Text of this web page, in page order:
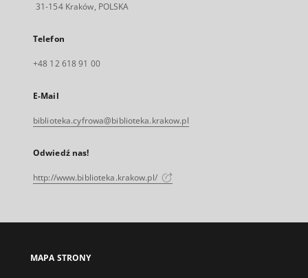
31-154 Kraków, POLSKA
Telefon
+48 12 618 91 00
E-Mail
biblioteka.cyfrowa@biblioteka.krakow.pl
Odwiedź nas!
http://www.biblioteka.krakow.pl/
MAPA STRONY